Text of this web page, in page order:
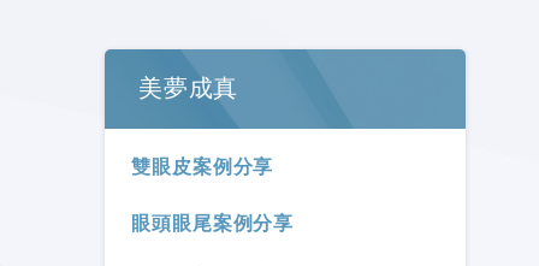
美夢成真
雙眼皮案例分享
眼頭眼尾案例分享